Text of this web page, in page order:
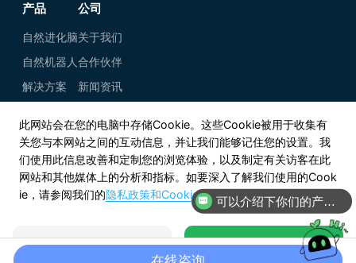
产品
自然进化脑
自然机器人
解决方案
公司
关于我们
合作伙伴
新闻资讯
微信公众号
知乎
Copyright © 2021-2026 上海自然而然信息科技有限公司
此网站会在您的电脑中存储Cookie。这些Cookie被用于收集有
关您与本网站之间的互动信息，并让我们能够记住您的设置。我
们使用此信息改善和定制您的浏览体验，以及制定有关访客在此
网站和其他媒体上的分析和指标。如要深入了解我们使用的Cook
ie，请参阅我们的隐私政策和Cookie政策。
接受并继续
查看Cookie设置
可以介绍下你们的产品么